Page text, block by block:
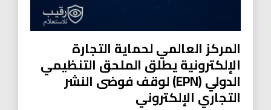
المركز العالمي لحماية التجارة
الإلكترونية يطلق الملحق التنظيمي
الدولي (EPN) لوقف فوضى النشر
التجاري الإلكتروني